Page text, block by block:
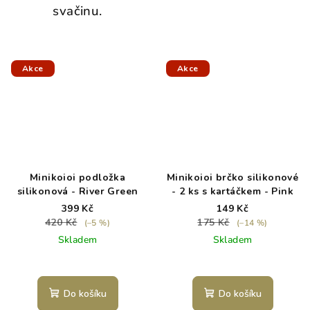
svačinu.
Akce
Minikoioi podložka
silikonová - River Green
399 Kč
420 Kč
(–5 %)
Skladem
Do košíku
Akce
Minikoioi brčko silikonové
- 2 ks s kartáčkem - Pink
149 Kč
175 Kč
(–14 %)
Skladem
Do košíku